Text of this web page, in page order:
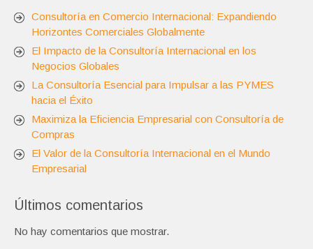
Consultoría en Comercio Internacional: Expandiendo
Horizontes Comerciales Globalmente
El Impacto de la Consultoría Internacional en los
Negocios Globales
La Consultoría Esencial para Impulsar a las PYMES
hacia el Éxito
Maximiza la Eficiencia Empresarial con Consultoría de
Compras
El Valor de la Consultoría Internacional en el Mundo
Empresarial
Últimos comentarios
No hay comentarios que mostrar.